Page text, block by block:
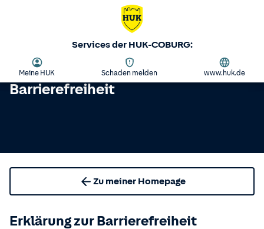
Services der HUK-COBURG:
Meine HUK Schaden melden www.huk.de
Barrierefreiheit
Zu meiner Homepage
Erklärung zur Barrierefreiheit